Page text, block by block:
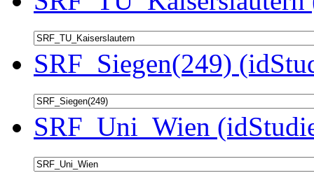
SRF_Siegen(249)
SRF_Uni_Wien